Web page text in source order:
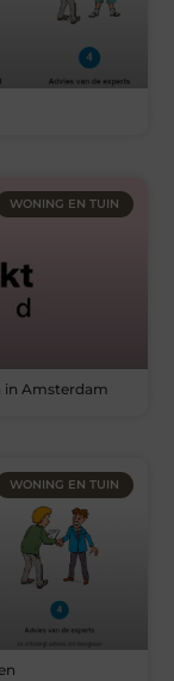
WONING EN TUIN
in Amsterdam
WONING EN TUIN